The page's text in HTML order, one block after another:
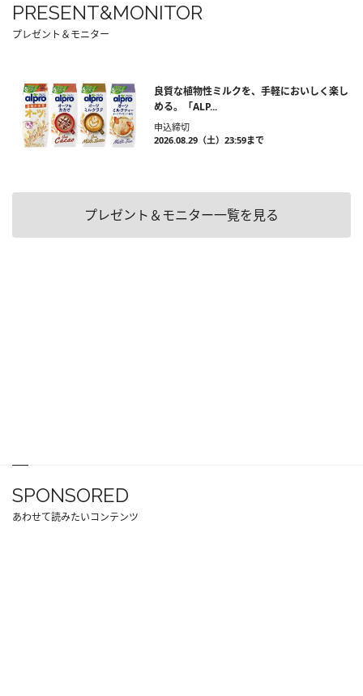
PRESENT&MONITOR
プレゼント＆モニター
良質な植物性ミルクを、手軽においしく楽し
める。「ALP...
申込締切
2026.08.29（土）23:59まで
プレゼント＆モニター一覧を見る
SPONSORED
あわせて読みたいコンテンツ